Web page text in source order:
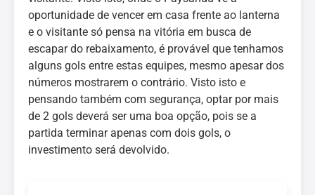
oportunidade de vencer em casa frente ao lanterna
e o visitante só pensa na vitória em busca de
escapar do rebaixamento, é provável que tenhamos
alguns gols entre estas equipes, mesmo apesar dos
números mostrarem o contrário. Visto isto e
pensando também com segurança, optar por mais
de 2 gols deverá ser uma boa opção, pois se a
partida terminar apenas com dois gols, o
investimento será devolvido.